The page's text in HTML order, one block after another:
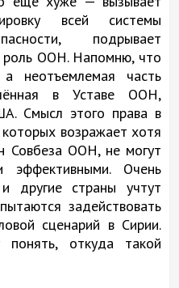
всей системы
подрывает
роль ООН. Напомню, что
неотъемлемая часть
в Уставе ООН,
Смысл этого права в
возражает хотя
Совбеза ООН, не могут
эффективными. Очень
другие страны учтут
задействовать
сценарий в Сирии.
откуда такой